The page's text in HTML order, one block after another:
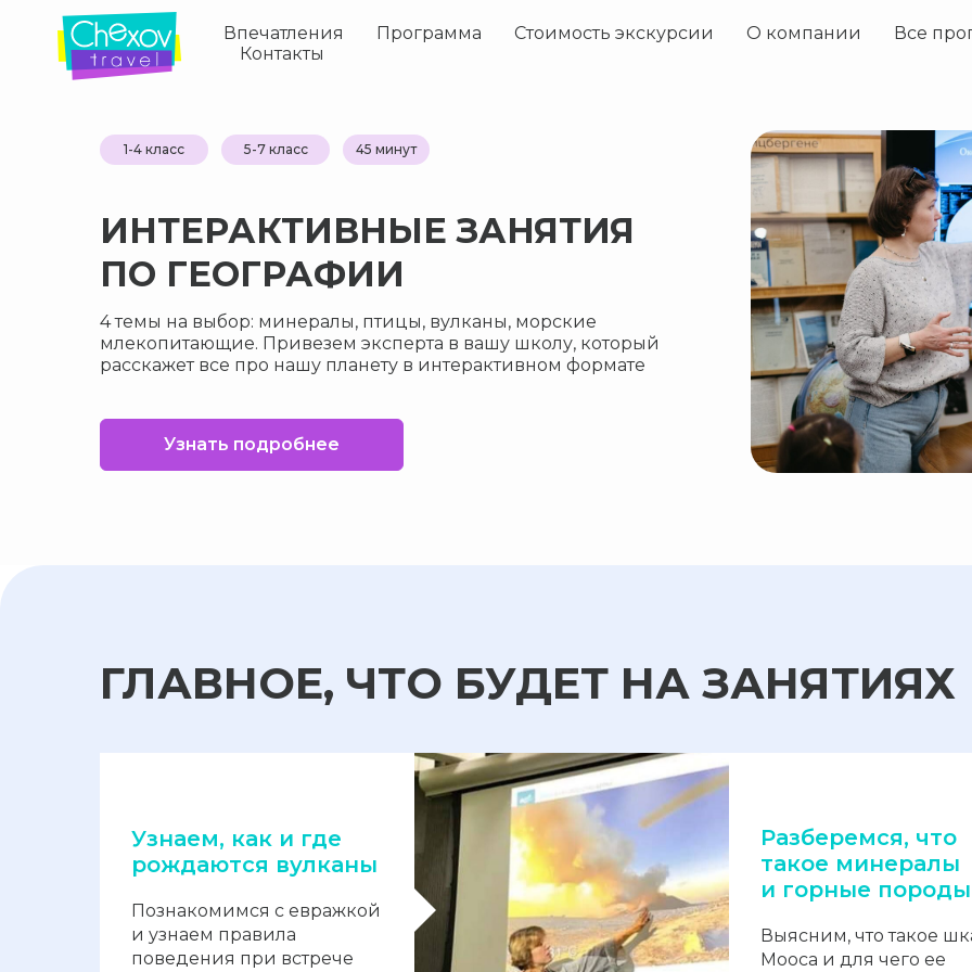
Впечатления Программа Стоимость экскурсии О компании
Все
Контакты
4 темы на выбор: минералы, птицы, вулканы, морские
млекопитающие. Привезем эксперта в вашу школу, который
расскажет все про нашу планету в интерактивном формате
ИНТЕРАКТИВНЫЕ ЗАНЯТИЯ
ПО ГЕОГРАФИИ
Узнать подробнее
45 минут
1-4 класс 5-7 класс
ГЛАВНОЕ, ЧТО БУДЕТ НА ЗАНЯТИЯХ
Узнаем, как и где
рождаются вулканы
Познакомимся с евражкой
и узнаем правила
поведения при встрече
Разберемся, что
такое минералы
и горные породы
Выясним, что такое
Мооса и для чего ее